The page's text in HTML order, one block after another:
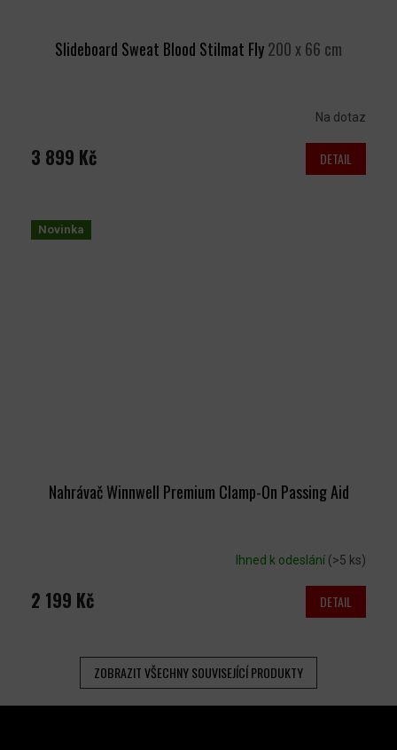
Slideboard Sweat Blood Stilmat Fly200 x 66 cm
Na dotaz
3 899 Kč DETAIL
Novinka
Nahrávač Winnwell Premium Clamp-On Passing Aid
Ihned k odeslání (>5 ks)
2 199 Kč DETAIL
ZOBRAZIT VŠECHNY SOUVISEJÍCÍ PRODUKTY
Z